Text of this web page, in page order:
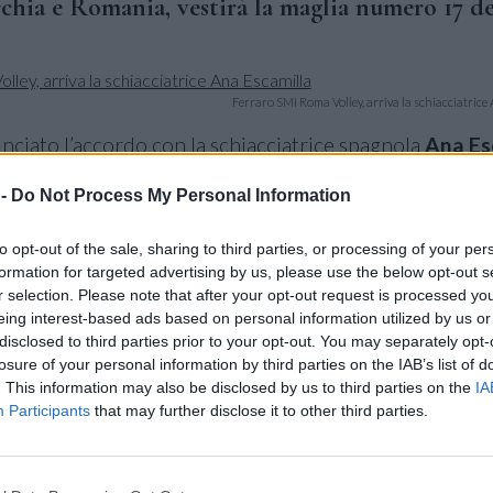
Do Not Process My Personal Information
opt-out of the sale, sharing to third parties, or processing of your
for targeted advertising by us, please use the below opt-out
selection. Please note that after your opt-out request is processed
interest-based ads based on personal information utilized by us
to third parties prior to your opt-out. You may separately
of your personal information by third parties on the IAB’s list of
This information may also be disclosed by us to third parties on the
Participants that may further disclose it to other third parties.
e Romania, vestirà la maglia numero 17
Ferraro SMI Roma Volley, arriva la schiacciatrice
l’accordo con la schiacciatrice spagnola Ana
arriva dopo l’ultima annata vissuta tra il massimo
rumeno con l’Alba Blaj , con cui ha vinto laCoppa di
chiuso con una media di 11 punti a partita contro
inSerie A1nella stagione2020/21con laUYBA